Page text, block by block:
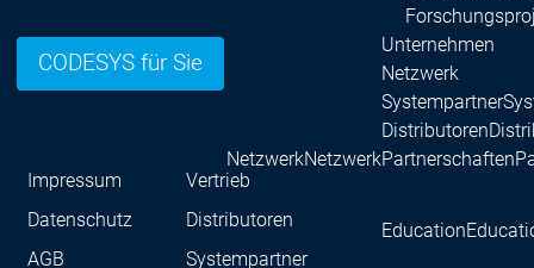
NetzwerkNetzwerk
Unternehmen
Netzwerk
Systempartner
Distributoren
Partnerschaften
Education
CODESYS für Sie
Impressum
Datenschutz
AGB
Vertrieb
Distributoren
Systempartner